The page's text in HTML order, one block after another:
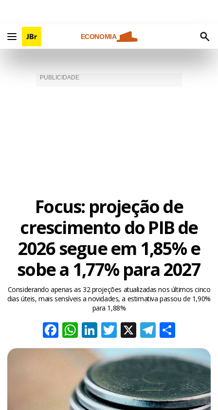
ECONOMIA
Focus: projeção de
crescimento do PIB de
2026 segue em 1,85% e
sobe a 1,77% para 2027
Considerando apenas as 32 projeções atualizadas nos últimos cinco
dias úteis, mais sensíveis a novidades, a estimativa passou de 1,90%
para 1,88%
Facebook
WhatsApp
LinkedIn
Twitter
X